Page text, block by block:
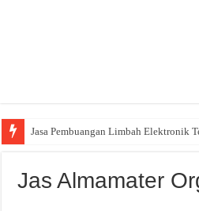
Jasa Pembuangan Limbah Elektronik
Jas Almamater